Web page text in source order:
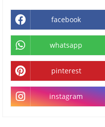
facebook
whatsapp
pinterest
instagram